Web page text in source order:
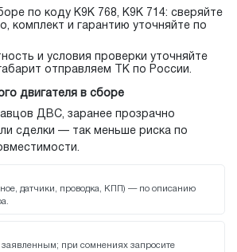
по коду K9K 768, K9K 714: сверяйте
комплект и гарантию уточняйте по
и условия проверки уточняйте
отправляем ТК по России.
двигателя в сборе
ДВС, заранее прозрачно
сделки — так меньше риска по
датчики, проводка, КПП) — по описанию
заявленным; при сомнениях запросите